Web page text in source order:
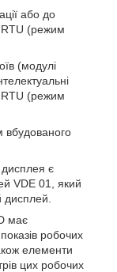
або до
RTU (режим
(модулі
RTU (режим
вбудованого
дисплея є
VDE 01, який
дисплей.
має
робочих
елементи
цих робочих